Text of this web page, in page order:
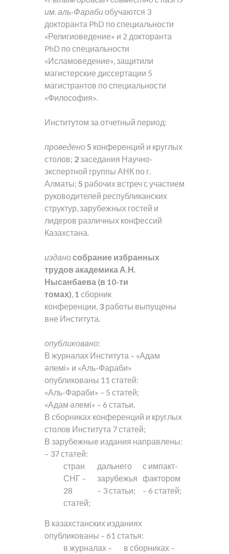
им. аль-Фарабиобучаются 3
докторанта PhD по специальности
«Религиоведение» и 2 докторанта
PhD по специальности
«Исламоведение», защитили
магистерские диссертации 5
магистрантов по специальности
«Философия».
Институтом за отчетный период:
проведено5 конференций и круглых
столов; 2заседания Научно-
экспертной группы АНК по г.
Алматы; 5 рабочих встреч с участием
руководителей республиканских
структур, зарубежных гостей и
лидеров различных конфессий
Казахстана.
изданособрание избранных
трудов академика А.Н.
Нысанбаева (в 10-ти
томах), 1 сборник
конференции, 3работы выпущены
вне Института.
опубликовано:
В журналах Института – «Адам
әлемі» и «Аль-Фараби»
опубликованы 11 статей:
«Аль-Фараби» – 5 статей;
«Адам әлемі» – 6 статьи.
В сборниках конференций и круглых
столов Института 7 статей;
В зарубежные издания направлены:
– 37 статей:
стран
СНГ –
28
статей;
дальнего
зарубежья
– 3 статьи;
с импакт-
фактором
– 6 статей;
В казахстанских изданиях
опубликованы – 61 статья:
в журналах –
в сборниках –